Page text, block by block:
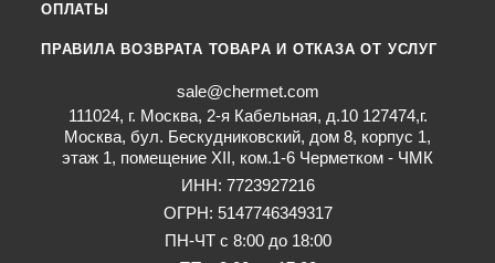
ОПЛАТЫ
ПРАВИЛА ВОЗВРАТА ТОВАРА И ОТКАЗА ОТ УСЛУГ
sale@chermet.com
111024, г. Москва, 2-я Кабельная, д.10 127474,г.
Москва, бул. Бескудниковский, дом 8, корпус 1,
этаж 1, помещение XII, ком.1-6 Черметком - ЧМК
ИНН: 7723927216
ОГРН: 5147746349317
ПН-ЧТ с 8:00 до 18:00